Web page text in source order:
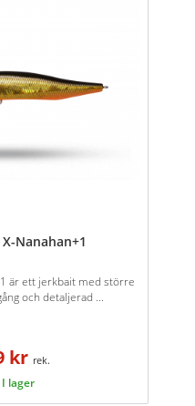
Nanahan+1
är ett jerkbait med större
och detaljerad ...
kr